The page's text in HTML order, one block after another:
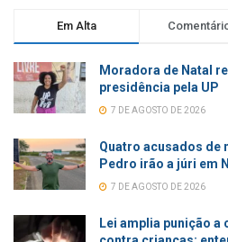
Em Alta
Moradora de Natal
presidência pela UP
7 DE AGOSTO DE 2026
Quatro acusados de
Pedro irão a júri em
7 DE AGOSTO DE 2026
Lei amplia punição a